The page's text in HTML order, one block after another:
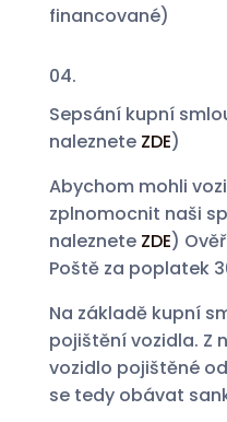
financované)
04.
Sepsání kupní
naleznete ZDE)
Abychom mohli
zplnomocnit naši
naleznete ZDE)
Poště za poplatek
Na základě kupní
pojištění vozidla. Z
vozidlo pojištěné
se tedy obávat